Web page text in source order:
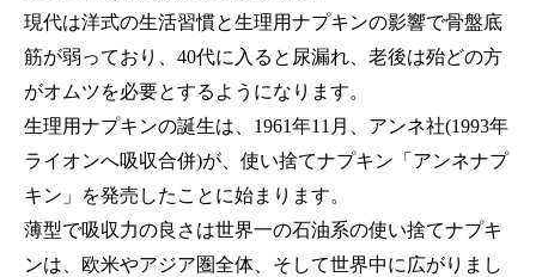
現代は洋式の生活習慣と生理用ナプキンの影響で骨盤底
筋が弱っており、40代に入ると尿漏れ、老後は殆どの方
がオムツを必要とするようになります。
生理用ナプキンの誕生は、1961年11月、アンネ社(1993年
ライオンへ吸収合併)が、使い捨てナプキン「アンネナプ
キン」を発売したことに始まります。
薄型で吸収力の良さは世界一の石油系の使い捨てナプキ
ンは、欧米やアジア圏全体、そして世界中に広がりまし